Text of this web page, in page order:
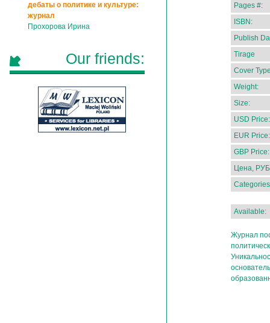
Pages #:
ISBN:
Publish
Tirage
Cover
Weight:
Size:
USD Price:
EUR Price:
GBP Price:
Цена,
Available:
Журнал
дебаты о политике и культуре:
журнал
Прохорова Ирина
Our friends: